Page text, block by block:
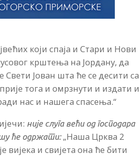
који спаја и Стари и Нови
крштења на Јордану, да
Свети Јован шта ће се десити са
тога и омрзнути и издати и
нас и нашега спасења.“
није слуга већи од господара
ће одржати: „Наша Црква 2
и свијета она ће бити